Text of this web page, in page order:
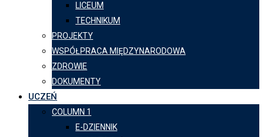
LICEUM
TECHNIKUM
PROJEKTY
WSPÓŁPRACA MIĘDZYNARODOWA
ZDROWIE
DOKUMENTY
UCZEŃ
COLUMN 1
E-DZIENNIK